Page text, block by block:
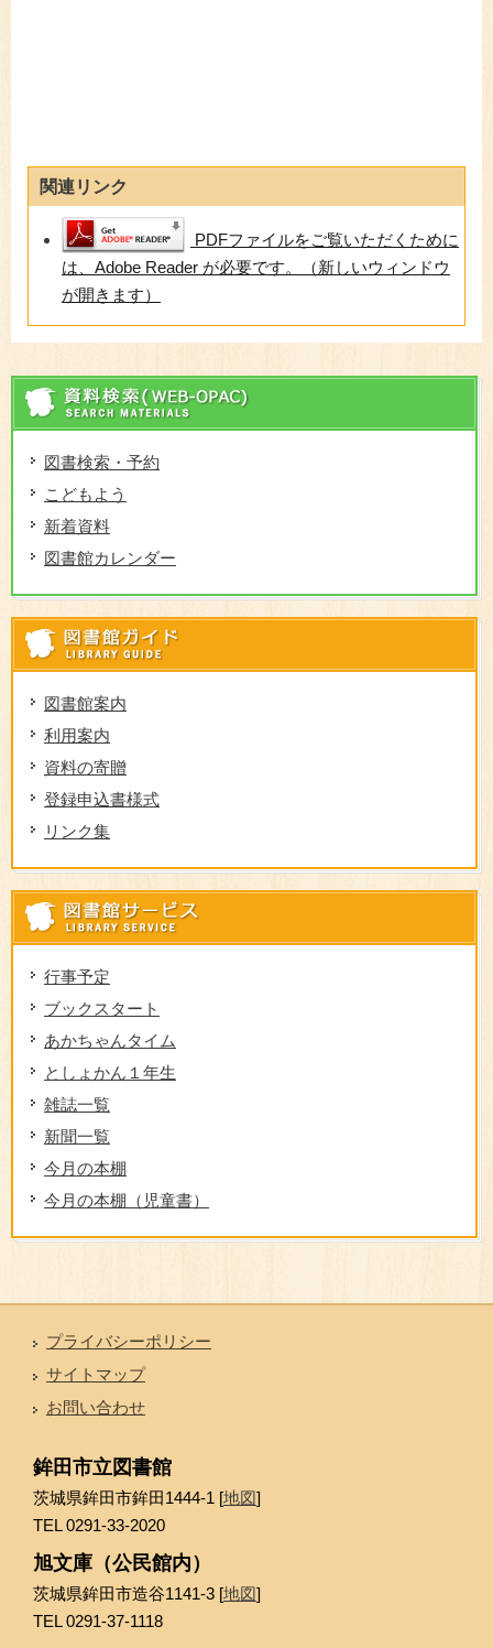
図書検索・予約
こどもよう
新着資料
図書館カレンダー
図書館案内
利用案内
資料の寄贈
登録申込書様式
リンク集
行事予定
ブックスタート
あかちゃんタイム
としょかん１年生
雑誌一覧
新聞一覧
今月の本棚
今月の本棚（児童書）
関連リンク
PDFファイルをご覧いただくために
は、Adobe Reader が必要です。（新しいウィンドウ
が開きます）
プライバシーポリシー
サイトマップ
お問い合わせ
鉾田市立図書館
茨城県鉾田市鉾田1444-1 [地図]
TEL 0291-33-2020
旭文庫（公民館内）
茨城県鉾田市造谷1141-3 [地図]
TEL 0291-37-1118